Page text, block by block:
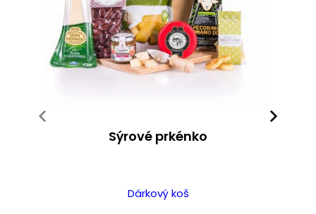
Sýrové prkénko
Dárkový koš